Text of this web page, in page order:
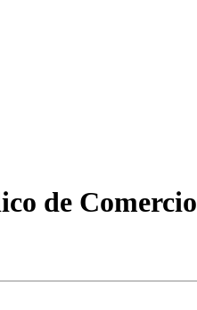
de Comercio